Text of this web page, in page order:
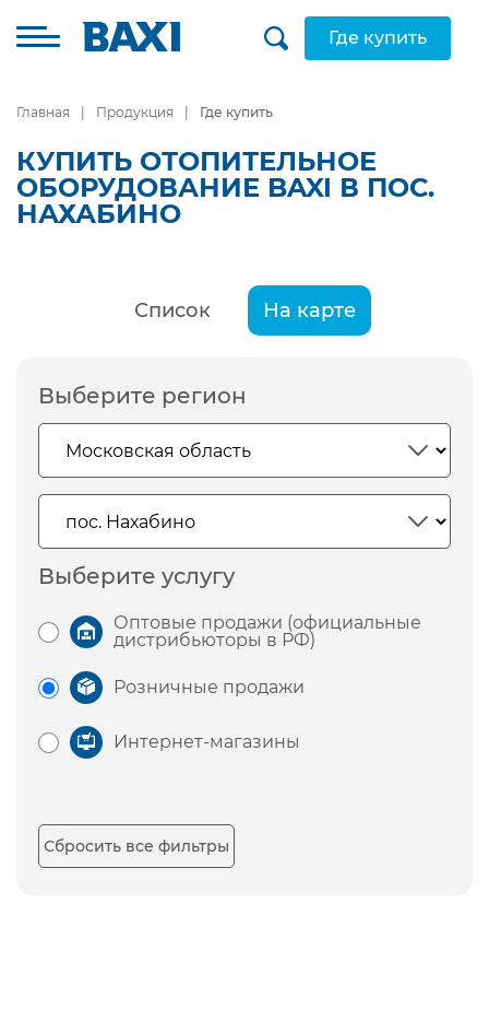
Где купить
Главная Продукция Где купить
КУПИТЬ ОТОПИТЕЛЬНОЕ
ОБОРУДОВАНИЕ BAXI В ПОС.
НАХАБИНО
Список На карте
Выберите регион
Выберите услугу
Оптовые продажи (официальные
дистрибьюторы в РФ)
Розничные продажи
Интернет-магазины
Сбросить все фильтры